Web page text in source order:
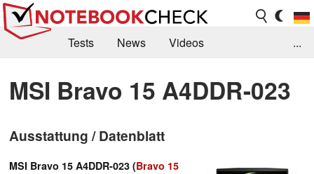
Tests News
Videos
Kaufberatung
Deals Suche
Jobs
Forum
...
MSI Bravo 15 A4DDR-023
Ausstattung / Datenblatt
MSI Bravo 15 A4DDR-023 (Bravo 15